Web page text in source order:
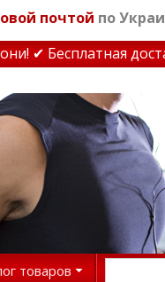
почтой по
Бесплатная
товаров